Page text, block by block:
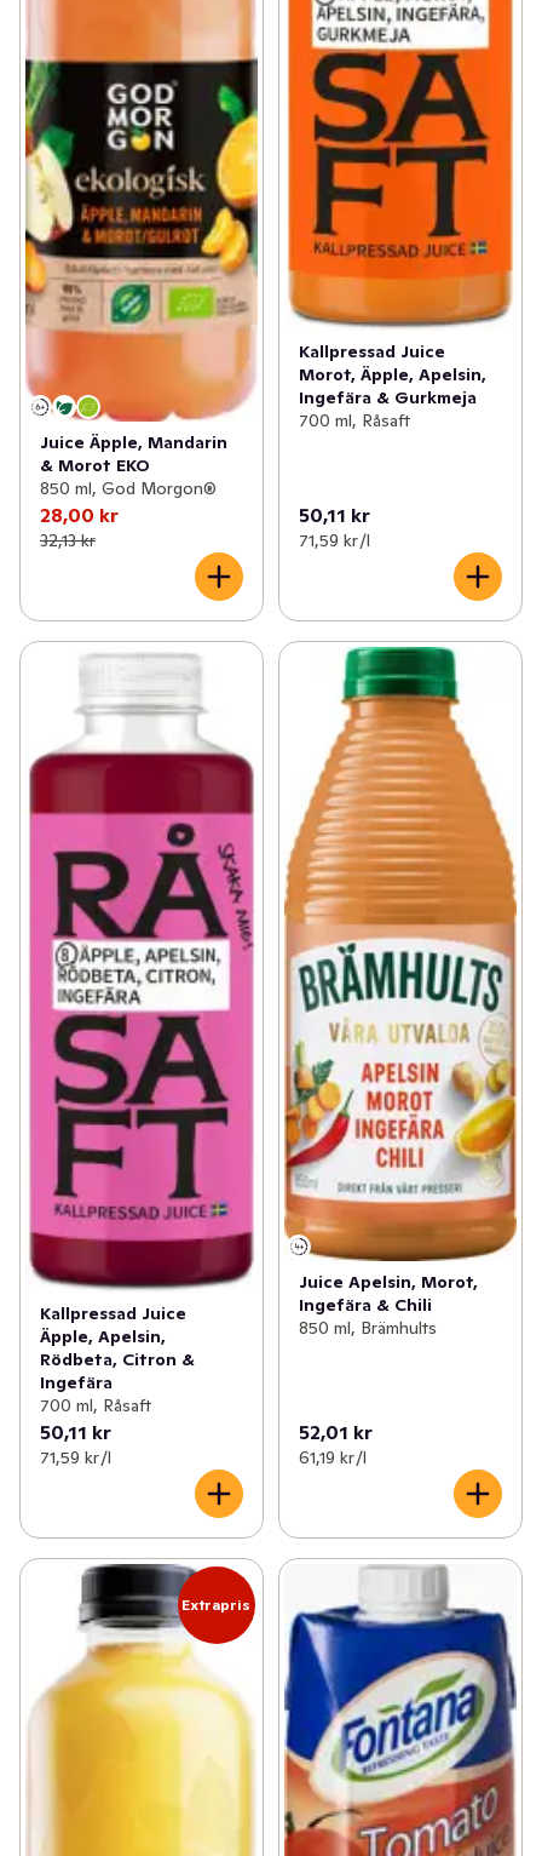
Juice Äpple, Mandarin
& Morot EKO
850 ml, God Morgon®
28,00 kr
32,13 kr
Kallpressad Juice
Morot, Äpple, Apelsin,
Ingefära & Gurkmeja
700 ml, Råsaft
50,11 kr
71,59 kr /l
Kallpressad Juice
Äpple, Apelsin,
Rödbeta, Citron &
Ingefära
700 ml, Råsaft
50,11 kr
71,59 kr /l
Juice Apelsin, Morot,
Ingefära & Chili
850 ml, Brämhults
52,01 kr
61,19 kr /l
Extrapris